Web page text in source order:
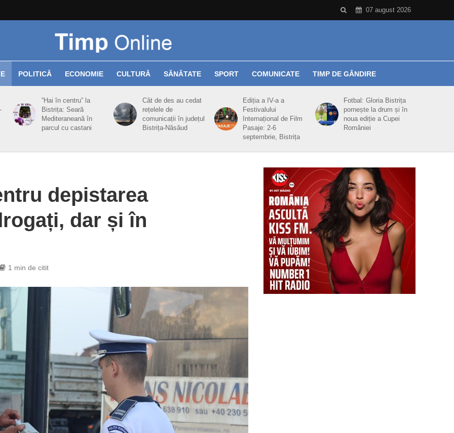
07 august 2026
POLITICĂ ECONOMIE CULTURĂ SĂNĂTATE SPORT COMUNICATE TIMP DE GÂNDIRE
”Hai în centru” la
Bistrița: Seară
Mediteraneană în
parcul cu castani
Cât de des au cedat
rețelele de
comunicații în județul
Bistrița-Năsăud
Ediția a IV-a a
Festivalului
Internațional de Film
Pasaje: 2-6
septembrie, Bistrița
Fotbal: Gloria Bistrița
pornește la drum și în
noua ediție a Cupei
României
depistarea
dar și în
1 min de citit